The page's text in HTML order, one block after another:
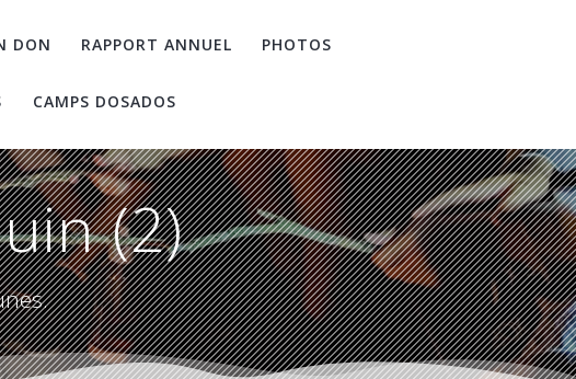
DON RAPPORT ANNUEL PHOTOS
CAMPS DOSADOS
(2)